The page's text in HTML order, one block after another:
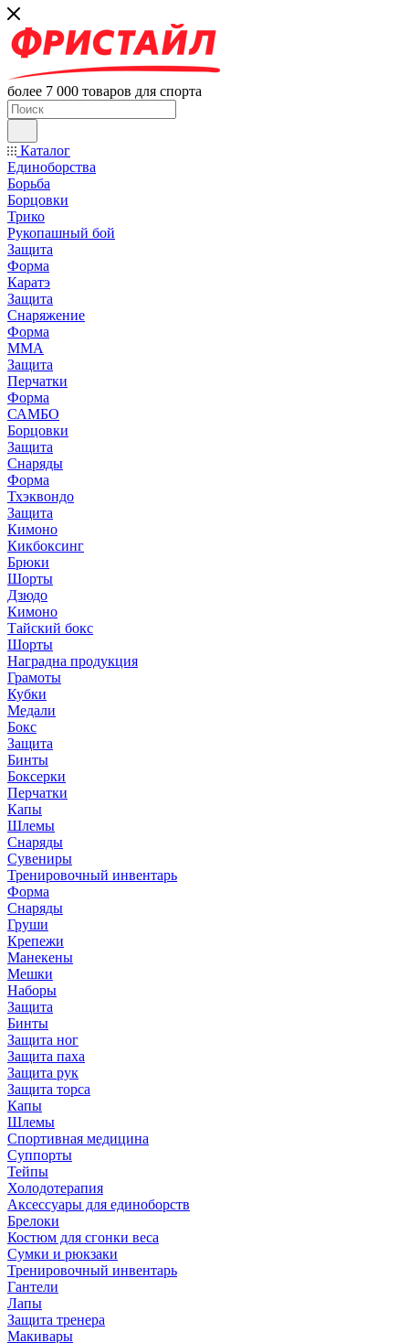
более 7 000 товаров для спорта
Каталог
Единоборства
Борьба
Борцовки
Трико
Рукопашный бой
Защита
Форма
Каратэ
Защита
Снаряжение
Форма
ММА
Защита
Перчатки
Форма
САМБО
Борцовки
Защита
Снаряды
Форма
Тхэквондо
Защита
Кимоно
Кикбоксинг
Брюки
Шорты
Дзюдо
Кимоно
Тайский бокс
Шорты
Наградна продукция
Грамоты
Кубки
Медали
Бокс
Защита
Бинты
Боксерки
Перчатки
Капы
Шлемы
Снаряды
Сувениры
Тренировочный инвентарь
Форма
Снаряды
Груши
Крепежи
Манекены
Мешки
Наборы
Защита
Бинты
Защита ног
Защита паха
Защита рук
Защита торса
Капы
Шлемы
Спортивная медицина
Суппорты
Тейпы
Холодотерапия
Аксессуары для единоборств
Брелоки
Костюм для сгонки веса
Сумки и рюкзаки
Тренировочный инвентарь
Гантели
Лапы
Защита тренера
Макивары